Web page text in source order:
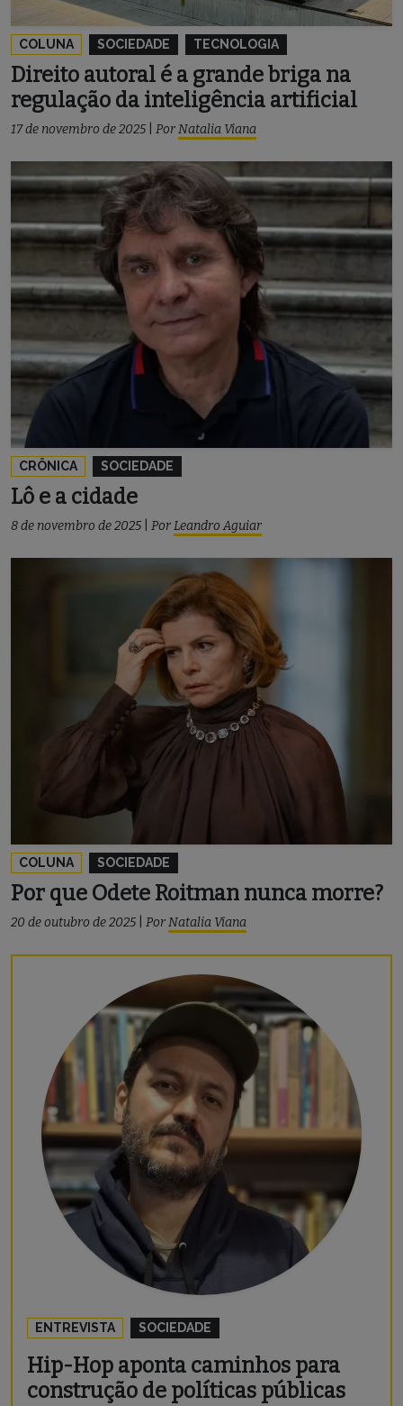
COLUNA SOCIEDADE TECNOLOGIA
Direito autoral é a grande briga na
regulação da inteligência artificial
17 de novembro de 2025 PorNatalia Viana
CRÔNICA SOCIEDADE
Lô e a cidade
8 de novembro de 2025 PorLeandro Aguiar
COLUNA SOCIEDADE
Por que Odete Roitman nunca morre?
20 de outubro de 2025 PorNatalia Viana
ENTREVISTA SOCIEDADE
Hip-Hop aponta caminhos para
construção de políticas públicas